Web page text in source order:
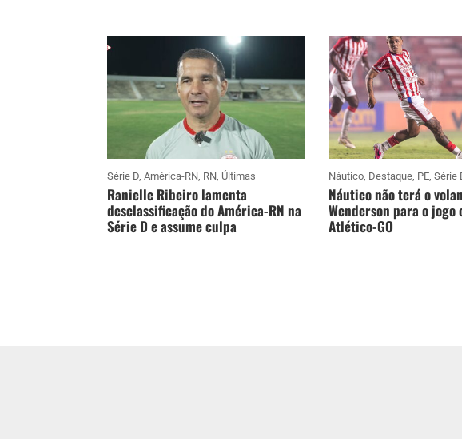
Série D,América-RN, RN, Últimas
Ranielle Ribeiro lamenta
desclassificação do América-RN na
Série D e assume culpa
Náutico, Destaque, PE, Série
Náutico não terá o
Wenderson para o jogo
Atlético-GO